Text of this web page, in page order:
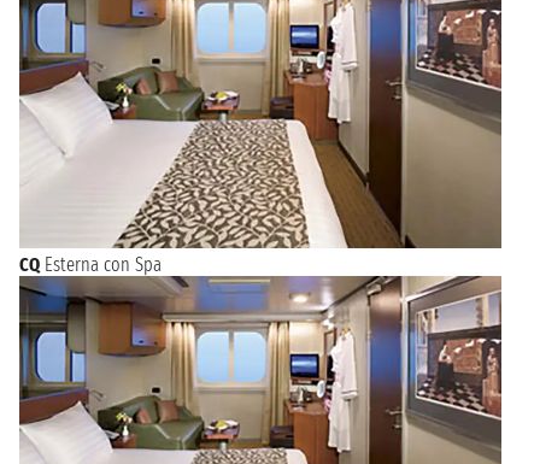
CQ Esterna con Spa